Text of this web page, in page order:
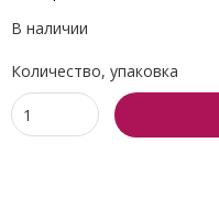
В наличии
Количество, упаковка